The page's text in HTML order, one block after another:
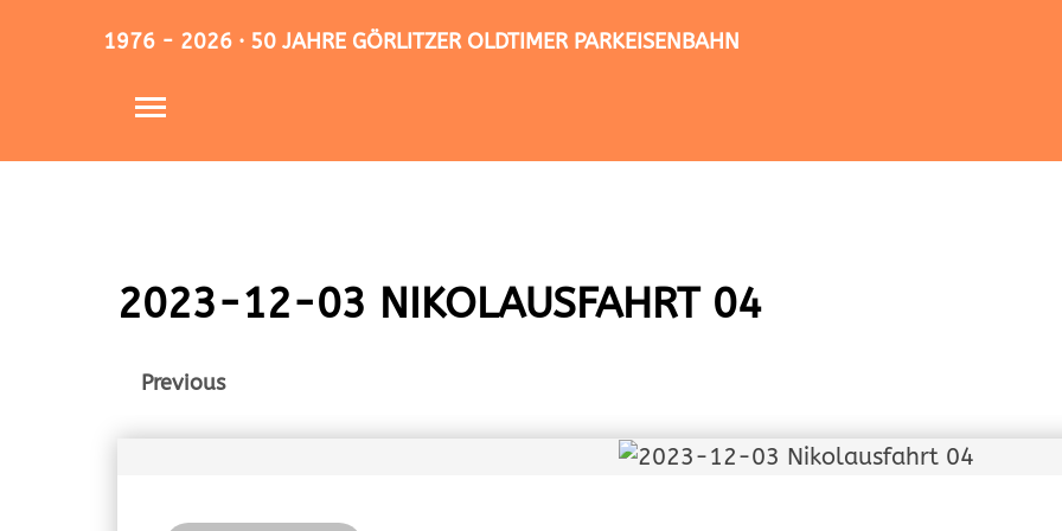
1976 - 2026 · 50 JAHRE GÖRLITZER OLDTIMER PARKEISENBAHN
2023-12-03 NIKOLAUSFAHRT 04
Previous